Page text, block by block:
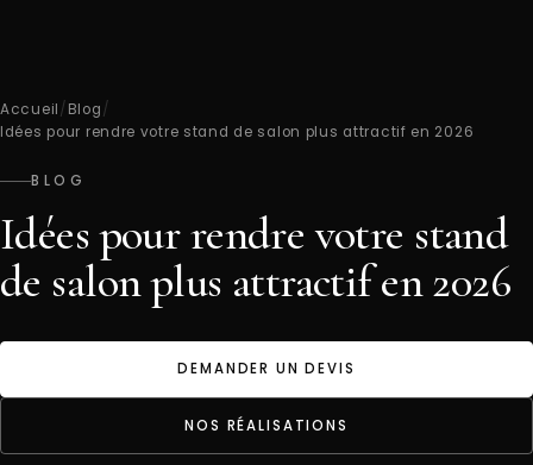
Accueil/ Blog/
Idées pour rendre votre stand de salon plus attractif en 2026
BLOG
Idées pour rendre votre stand
de salon plus attractif en 2026
DEMANDER UN DEVIS
NOS RÉALISATIONS